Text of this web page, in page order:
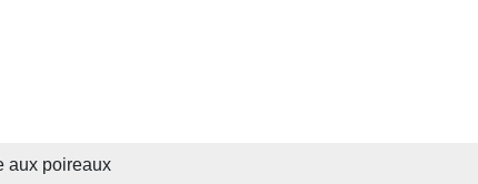
aux poireaux